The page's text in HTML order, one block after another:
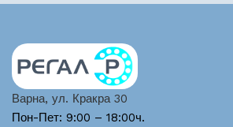
Варна, ул. Кракра 30
Пон-Пет: 9:00 – 18:00ч.